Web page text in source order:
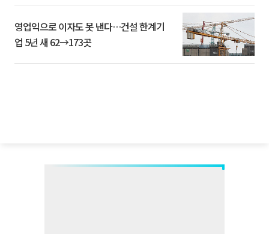
영업익으로 이자도 못 낸다…건설 한계기
업 5년 새 62→173곳